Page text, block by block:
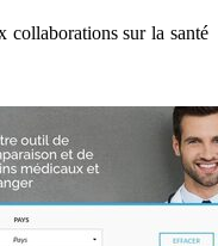
collaborations sur la santé